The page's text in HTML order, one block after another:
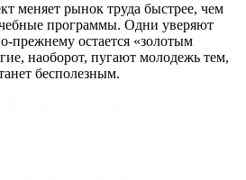
меняет рынок труда быстрее, чем
программы. Одни уверяют
прежнему остается «золотым
наоборот, пугают молодежь тем,
бесполезным.